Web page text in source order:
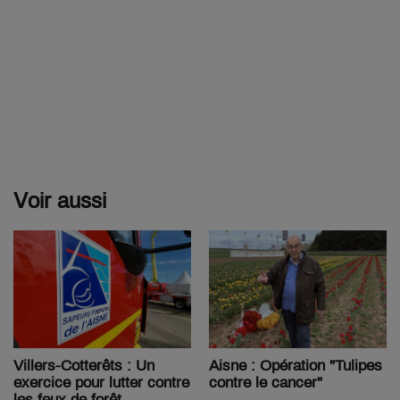
Voir aussi
Villers-Cotterêts : Un
exercice pour lutter contre
Aisne : Opération "Tulipes
contre le cancer"